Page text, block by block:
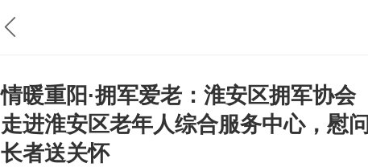
情暖重阳·拥军爱老：淮安区拥军协会
走进淮安区老年人综合服务中心，慰
长者送关怀